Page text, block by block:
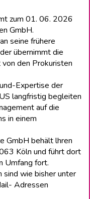
zum 01. 06. 2026
GmbH.
seine frühere
übernimmt die
den Prokuristen
Expertise der
langfristig begleiten
auf die
in einem
GmbH behält lhren
Köln und führt dort
Umfang fort.
sind wie bisher unter
Adressen